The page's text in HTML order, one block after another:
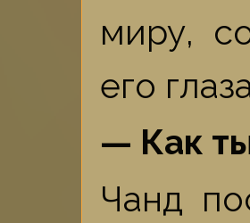
миру,
его
— Как
Чанд